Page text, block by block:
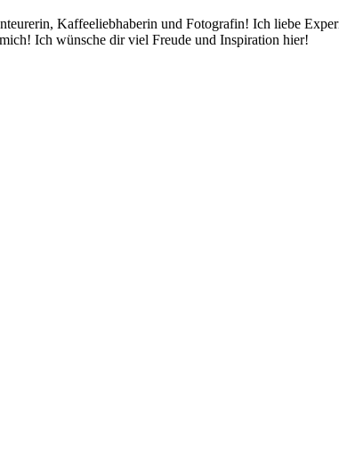
Kaffeeliebhaberin und Fotografin! Ich liebe
Ich wünsche dir viel Freude und Inspiration hier!